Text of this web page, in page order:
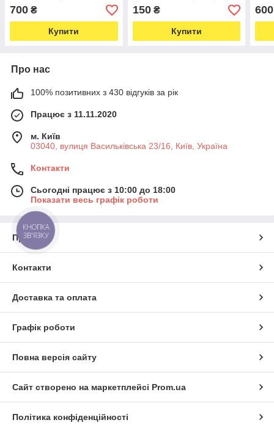
700 ₴
Купити
150₴
Купити
600
Про нас
100% позитивних з 430 відгуків за рік
Працює з 11.11.2020
м. Київ
03040, вулиця Васильківська 23/16, Київ, Україна
Контакти
Сьогодні працює з 10:00 до 18:00
Показати весь графік роботи
Про нас
Контакти
Доставка та оплата
Графік роботи
Повна версія сайту
Сайт створено на маркетплейсі Prom.ua
Політика конфіденційності
КНОПКА
ЗВ'ЯЗКУ